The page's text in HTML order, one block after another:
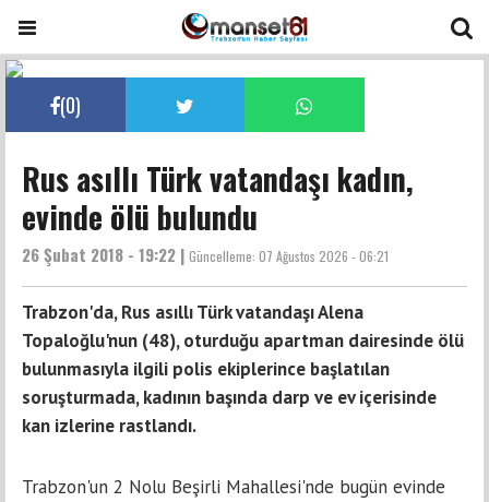
(0)
Rus asıllı Türk vatandaşı kadın,
evinde ölü bulundu
26 Şubat 2018 - 19:22 | Güncelleme: 07 Ağustos 2026 - 06:21
Trabzon'da, Rus asıllı Türk vatandaşı Alena
Topaloğlu'nun (48), oturduğu apartman dairesinde ölü
bulunmasıyla ilgili polis ekiplerince başlatılan
soruşturmada, kadının başında darp ve ev içerisinde
kan izlerine rastlandı.
Trabzon'un 2 Nolu Beşirli Mahallesi'nde bugün evinde